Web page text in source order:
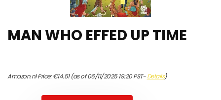
MAN WHO EFFED UP TIME
Amazon.nl Price:€14.51(as of 06/11/2025 19:20 PST-Details)